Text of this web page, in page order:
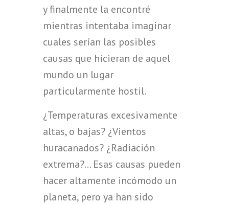
y finalmente la encontré
mientras intentaba imaginar
cuales serían las posibles
causas que hicieran de aquel
mundo un lugar
particularmente hostil.
¿Temperaturas excesivamente
altas, o bajas? ¿Vientos
huracanados? ¿Radiación
extrema?… Esas causas pueden
hacer altamente incómodo un
planeta, pero ya han sido